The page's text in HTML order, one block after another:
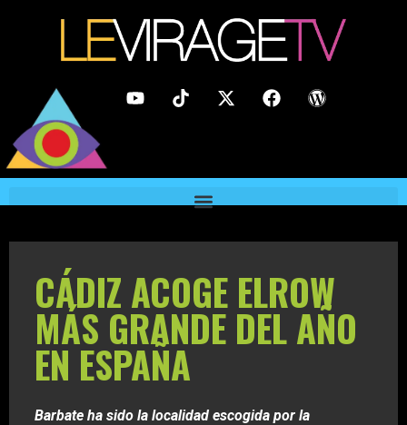
CÁDIZ ACOGE ELROW
MÁS GRANDE DEL AÑO
EN ESPAÑA
Barbate ha sido la localidad escogida por la